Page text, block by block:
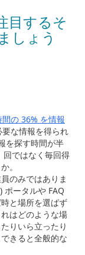
目するそ
しょう
の 36% を情報
な情報を得られ
を探す時間が半
回ではなく毎回得
。
のみではありま
ポータルや FAQ
と場所を選ばず
はどのような場
りいら立ったり
きると全般的な